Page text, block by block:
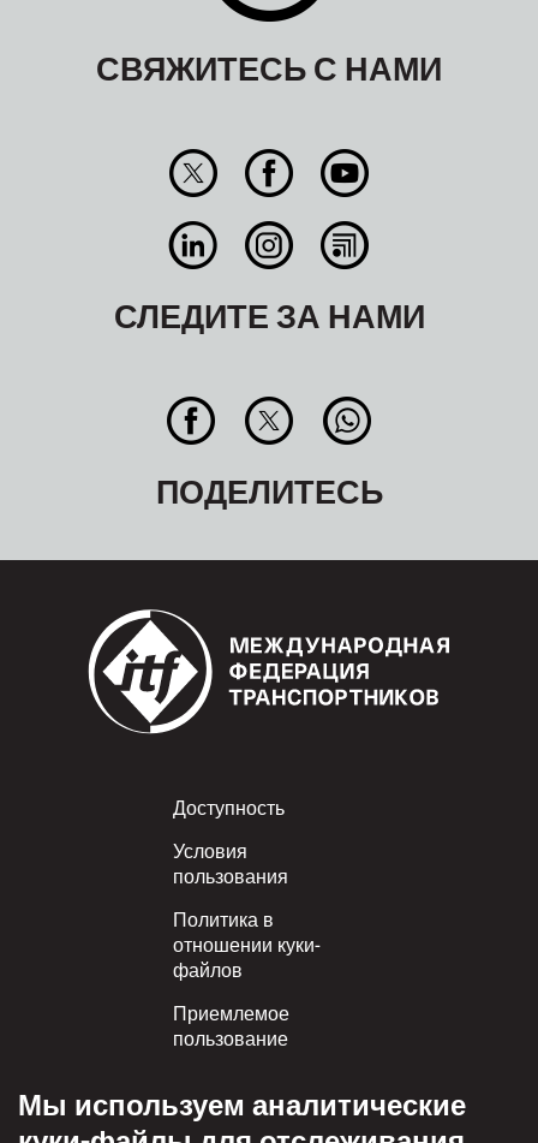
СВЯЖИТЕСЬ С НАМИ
СЛЕДИТЕ ЗА НАМИ
ПОДЕЛИТЕСЬ
Footer
Доступность
Условия
пользования
Политика в
отношении куки-
файлов
Приемлемое
пользование
конфиденциальности
Мы используем аналитические